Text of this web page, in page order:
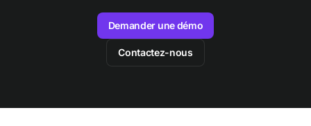
Demander une démo
Contactez-nous